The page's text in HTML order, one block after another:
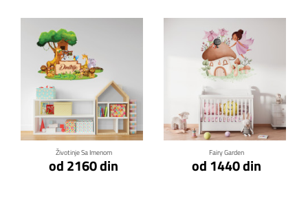
Životinje Sa Imenom
od 2160 din
Klikni za detalje
Fairy Garden
od 1440 din
Klikni za detalje